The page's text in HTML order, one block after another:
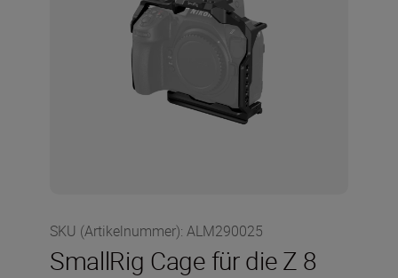
SKU (Artikelnummer): ALM290025
SmallRig Cage für die Z 8